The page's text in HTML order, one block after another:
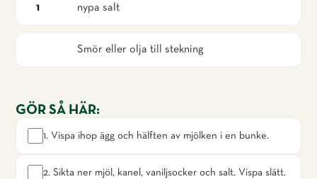
1 nypa salt
Smör eller olja till stekning
GÖR SÅ HÄR:
1. Vispa ihop ägg och hälften av mjölken i en bunke.
2. Sikta ner mjöl, kanel, vaniljsocker och salt. Vispa slätt.